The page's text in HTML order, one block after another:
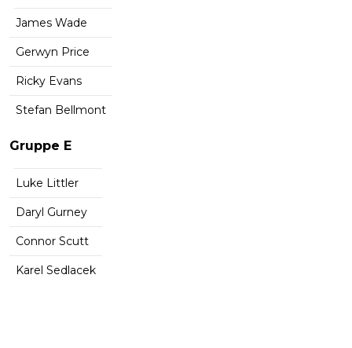
James Wade
Gerwyn Price
Ricky Evans
Stefan Bellmont
Gruppe E
Luke Littler
Daryl Gurney
Connor Scutt
Karel Sedlacek